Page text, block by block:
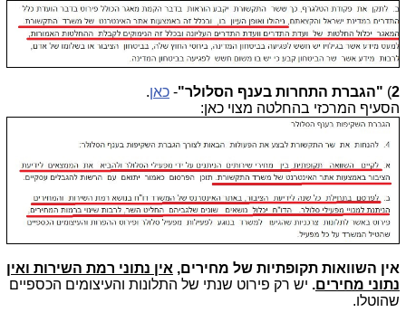
2
) "הגברת התחרות בענף הסלולר"- כאן.
הסעיף המרכזי בהחלטה מצוי כאן:
אין השוואות תקופתיות של מחירים, אין נתוני רמת השירות ואין
נתוני מחירים. יש רק פירוט שנתי של התלונות והעיצומים הכספיים
שהוטלו.